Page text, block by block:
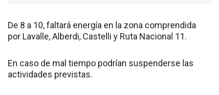
De 8 a 10, faltará energía en la zona comprendida
por Lavalle, Alberdi, Castelli y Ruta Nacional 11.
En caso de mal tiempo podrían suspenderse las
actividades previstas.